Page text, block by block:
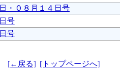
・０８月１４日号
号
号
[←戻る] [トップページへ]